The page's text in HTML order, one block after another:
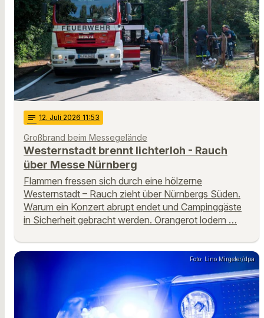
notes 12. Juli 2026 11:53
Großbrand beim Messegelände
Westernstadt brennt lichterloh - Rauch
über Messe Nürnberg
Flammen fressen sich durch eine hölzerne
Westernstadt – Rauch zieht über Nürnbergs Süden.
Warum ein Konzert abrupt endet und Campinggäste
in Sicherheit gebracht werden. Orangerot lodern …
Foto: Lino Mirgeler/dpa